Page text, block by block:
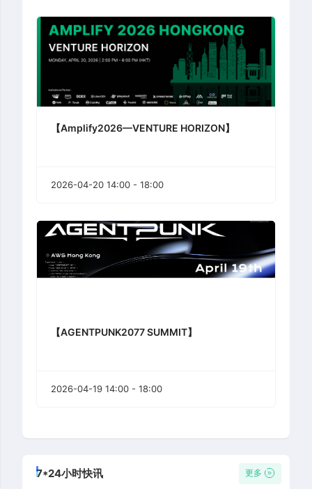
【Amplify2026—VENTURE HORIZON】
2026-04-20 14:00 - 18:00
【AGENTPUNK2077 SUMMIT】
2026-04-19 14:00 - 18:00
7*24小时快讯 更多